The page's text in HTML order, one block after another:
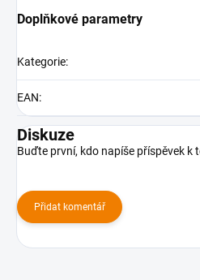
Doplňkové parametry
Kategorie:
EAN:
Diskuze
Buďte první, kdo napíše příspěvek k
Přidat komentář